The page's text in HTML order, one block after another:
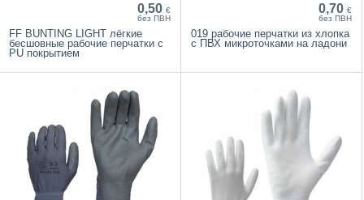
0,50 €
без ПВН
FF BUNTING LIGHT лёгкие
бесшовные рабочие перчатки с
PU покрытием
0,70 €
без ПВН
019 рабочие перчатки из хлопка
с ПВХ микроточками на ладони